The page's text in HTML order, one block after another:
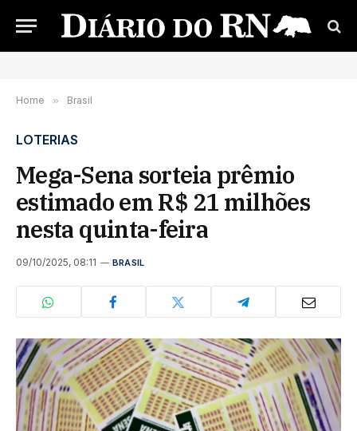
Home » Brasil
LOTERIAS
Mega-Sena sorteia prêmio
estimado em R$ 21 milhões
nesta quinta-feira
09/10/2025, 08:11 BRASIL